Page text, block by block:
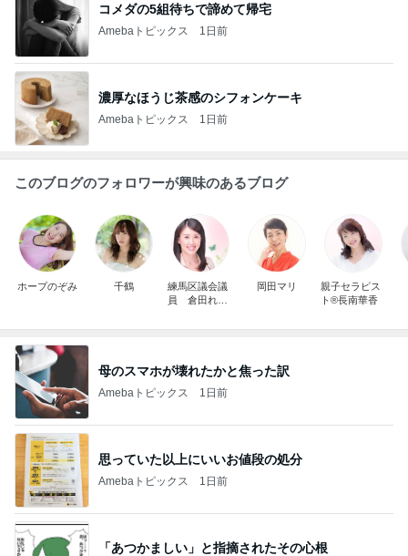
コメダの5組待ちで諦めて帰宅
Amebaトピックス 1日前
濃厚なほうじ茶感のシフォンケーキ
Amebaトピックス 1日前
このブログのフォロワーが興味のあるブログ
ホープのぞみ 千鶴
練馬区議会議
員 倉田れい
岡田マリ
親子セラピス
ト®︎長南華香
母のスマホが壊れたかと焦った訳
Amebaトピックス 1日前
思っていた以上にいいお値段の処分
Amebaトピックス 1日前
「あつかましい」と指摘されたその心根